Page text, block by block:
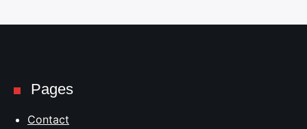
Pages
Contact